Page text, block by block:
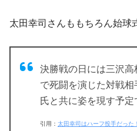
太田幸司さんももちろん始球
決勝戦の日には三沢高
で死闘を演じた対戦
氏と共に姿を現す予定
引用： 太田幸司はハーフ投手だった